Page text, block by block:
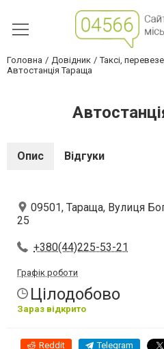
Головна Довідник Таксі,
Автостанція Тараща
Опис Відгуки
09501, Тараща, Вулиця
25
+380(44)225-53-21
Графік роботи
Цілодобово
Зараз відкрито
Reddit Telegram